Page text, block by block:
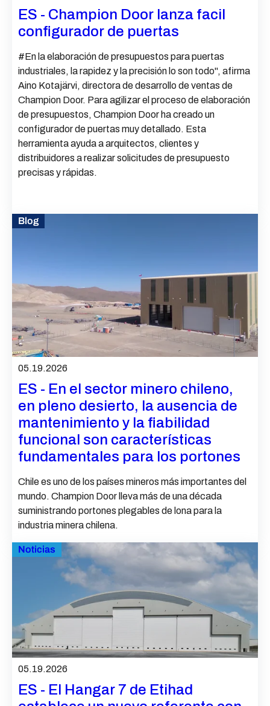
ES - Champion Door lanza facil
configurador de puertas
#En la elaboración de presupuestos para puertas
industriales, la rapidez y la precisión lo son todo", afirma
Aino Kotajärvi, directora de desarrollo de ventas de
Champion Door. Para agilizar el proceso de elaboración
de presupuestos, Champion Door ha creado un
configurador de puertas muy detallado. Esta
herramienta ayuda a arquitectos, clientes y
distribuidores a realizar solicitudes de presupuesto
precisas y rápidas.
05.19.2026
Blog
ES - En el sector minero chileno,
en pleno desierto, la ausencia de
mantenimiento y la fiabilidad
funcional son características
fundamentales para los portones
Chile es uno de los países mineros más importantes del
mundo. Champion Door lleva más de una década
suministrando portones plegables de lona para la
industria minera chilena.
05.19.2026
Noticias
ES - El Hangar 7 de Etihad